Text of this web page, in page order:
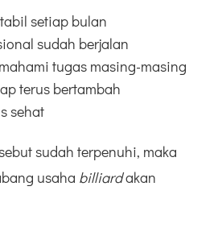
setiap bulan
sudah berjalan
tugas masing-masing
terus bertambah
sehat
sudah terpenuhi, maka
usaha billiardakan